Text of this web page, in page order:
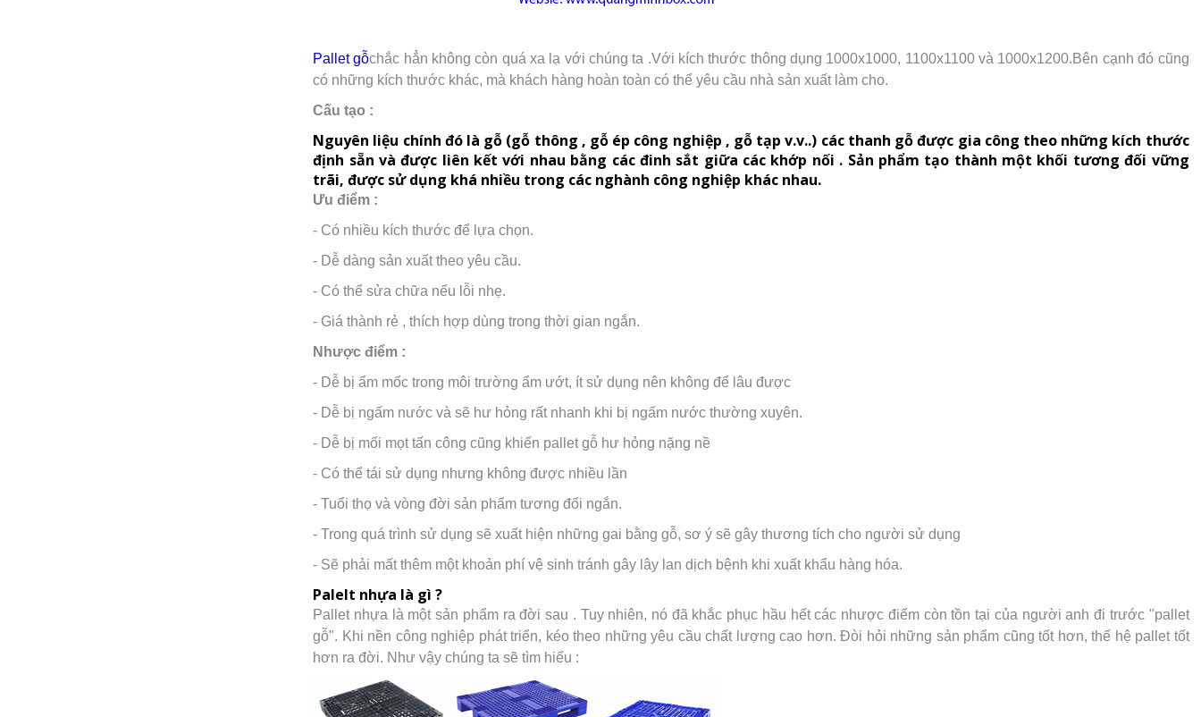
Pallet gỗchắc hẳn không còn quá xa lạ với chúng ta .Với kích thước thông dụng 1000x1000, 1100x1100 và 1000x1200.Bên cạnh đó cũng
có những kích thước khác, mà khách hàng hoàn toàn có thể yêu cầu nhà sản xuất làm cho.
Cấu tạo :
Nguyên liệu chính đó là gỗ (gỗ thông , gỗ ép công nghiệp , gỗ tạp v.v..) các thanh gỗ được gia công theo những kích thước
định sẵn và được liên kết với nhau bằng các đinh sắt giữa các khớp nối . Sản phẩm tạo thành một khối tương đối vững
trãi, được sử dụng khá nhiều trong các nghành công nghiệp khác nhau.
Ưu điểm :
- Có nhiều kích thước để lựa chọn.
- Dễ dàng sản xuất theo yêu cầu.
- Có thể sửa chữa nếu lỗi nhẹ.
- Giá thành rẻ , thích hợp dùng trong thời gian ngắn.
Nhược điểm :
- Dễ bị ẩm mốc trong môi trường ẩm ướt, ít sử dụng nên không để lâu được
- Dễ bị ngấm nước và sẽ hư hỏng rất nhanh khi bị ngấm nước thường xuyên.
- Dễ bị mối mọt tấn công cũng khiến pallet gỗ hư hỏng nặng nề
- Có thể tái sử dụng nhưng không được nhiều lần
- Tuổi thọ và vòng đời sản phẩm tương đối ngắn.
- Trong quá trình sử dụng sẽ xuất hiện những gai bằng gỗ, sơ ý sẽ gây thương tích cho người sử dụng
- Sẽ phải mất thêm một khoản phí vệ sinh tránh gây lây lan dịch bệnh khi xuất khẩu hàng hóa.
Palelt nhựa là gì ?
Pallet nhựa là một sản phẩm ra đời sau . Tuy nhiên, nó đã khắc phục hầu hết các nhược điểm còn tồn tại của người anh đi trước "pallet
gỗ". Khi nền công nghiệp phát triển, kéo theo những yêu cầu chất lượng cao hơn. Đòi hỏi những sản phẩm cũng tốt hơn, thế hệ pallet tốt
hơn ra đời. Như vậy chúng ta sẽ tìm hiểu :